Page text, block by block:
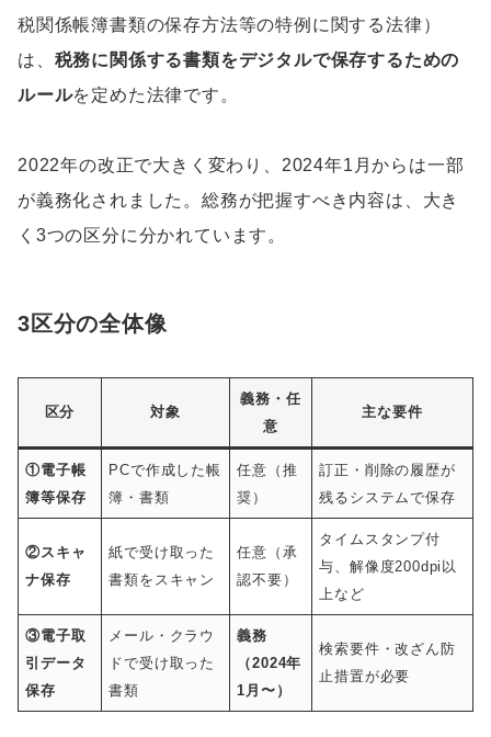
税関係帳簿書類の保存方法等の特例に関する法律）
は、 税務に関係する書類をデジタルで保存するための
ルールを定めた法律です。
2022年の改正で大きく変わり、2024年1月からは一部
が義務化されました。総務が把握すべき内容は、大き
く3つの区分に分かれています。
3区分の全体像
区分 対象
義務・任
意
主な要件
①電子帳
簿等保存
PCで作成した帳
簿・書類
任意（推
奨）
訂正・削除の履歴が
残るシステムで保存
②スキャ
ナ保存
紙で受け取った
書類をスキャン
任意（承
認不要）
タイムスタンプ付
与、解像度200dpi以
上など
③電子取
引データ
保存
メール・クラウ
ドで受け取った
書類
義務
（2024年
1月〜）
検索要件・改ざん防
止措置が必要